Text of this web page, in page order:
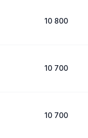
10 800
10 700
10 700